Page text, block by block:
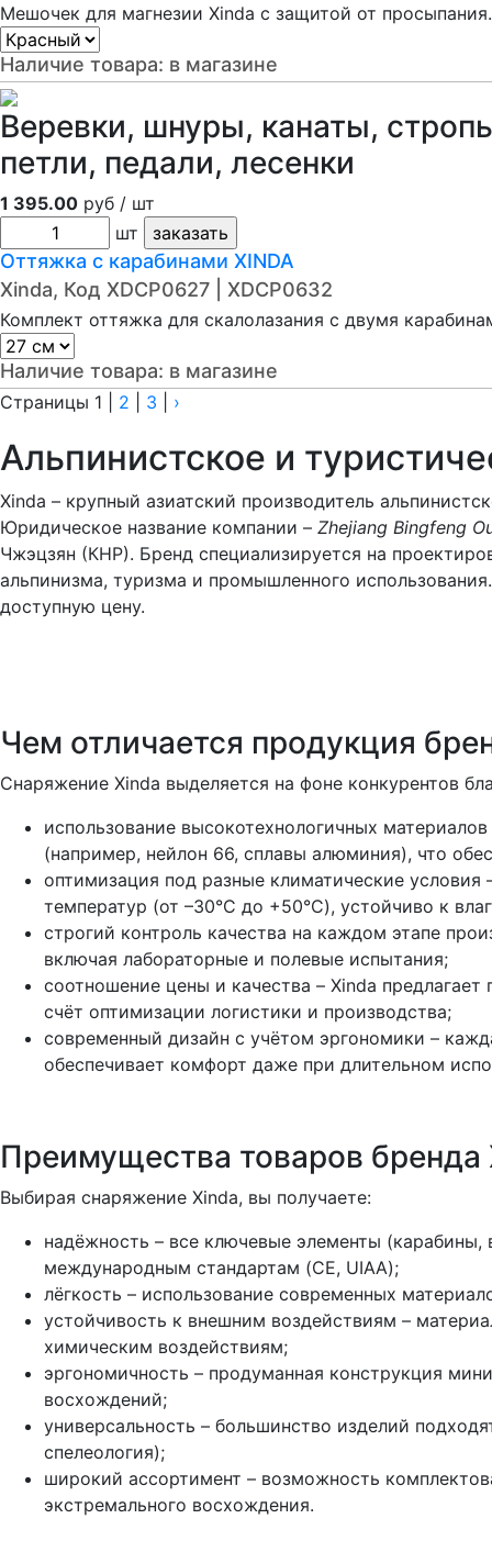
Мешочек для магнезии Xinda с защитой от
Наличие товара: в магазине
Веревки, шнуры, канаты,
петли, педали, лесенки
1 395.00 руб / шт
шт
Оттяжка с карабинами XINDA
Xinda, Код XDCP0627 | XDCP0632
Комплект оттяжка для скалолазания с двумя
Наличие товара: в магазине
Страницы 1 2 3 ›
Альпинистское и
Xinda – крупный азиатский производитель
Юридическое название компании – Zhejiang Bingfeng
Чжэцзян (КНР). Бренд специализируется на
альпинизма, туризма и промышленного
доступную цену.
Чем отличается продукция
Снаряжение Xinda выделяется на фоне конкурентов
использование высокотехнологичных
(например, нейлон 66, сплавы алюминия), что
оптимизация под разные климатические
температур (от –30°C до +50°C), устойчиво к
строгий контроль качества на каждом этапе
включая лабораторные и полевые испытания;
соотношение цены и качества – Xinda
счёт оптимизации логистики и производства;
современный дизайн с учётом эргономики –
обеспечивает комфорт даже при длительном
Преимущества товаров бренда
Выбирая снаряжение Xinda, вы получаете:
надёжность – все ключевые элементы
международным стандартам (CE, UIAA);
лёгкость – использование современных
устойчивость к внешним воздействиям –
химическим воздействиям;
эргономичность – продуманная конструкция
восхождений;
универсальность – большинство изделий
спелеология);
широкий ассортимент – возможность
экстремального восхождения.